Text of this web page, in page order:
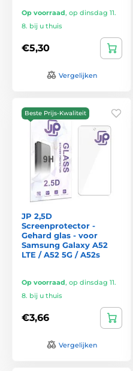
Op voorraad, op dinsdag 11.
8. bij u thuis
€5,30
Vergelijken
Beste Prijs-Kwaliteit
JP 2,5D
Screenprotector -
Gehard glas - voor
Samsung Galaxy A52
LTE / A52 5G / A52s
Op voorraad, op dinsdag 11.
8. bij u thuis
€3,66
Vergelijken